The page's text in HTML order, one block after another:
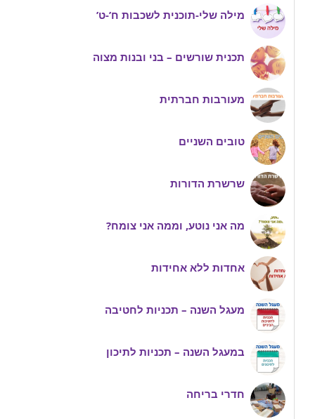
מילה שלי-תוכנית לשכבות ח’-ט’
תכנית שורשים – בני ובנות מצוה
מעורבות חברתית
טובים השניים
שרשרת הדורות
מה אני נוטע, וממה אני צומח?
אחדות ללא אחידות
מעגל השנה – תכניות לחטיבה
במעגל השנה – תכניות לתיכון
חדרי בריחה